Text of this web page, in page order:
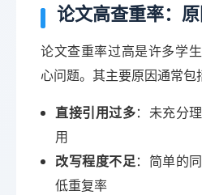
论文高查重率：
论文查重率过高是许多学
心问题。其主要原因通常包
直接引用过多：未充分
用
改写程度不足：简单的
低重复率